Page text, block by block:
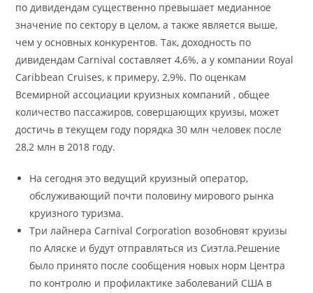
по дивидендам существенно превышает медианное
значение по сектору в целом, а также является выше,
чем у основных конкурентов. Так, доходность по
дивидендам Carnival составляет 4,6%, а у компании Royal
Caribbean Cruises, к примеру, 2,9%. По оценкам
Всемирной ассоциации круизных компаний , общее
количество пассажиров, совершающих круизы, может
достичь в текущем году порядка 30 млн человек после
28,2 млн в 2018 году.
На сегодня это ведущий круизный оператор,
обслуживающий почти половину мирового рынка
круизного туризма.
Три лайнера Carnival Corporation возобновят круизы
по Аляске и будут отправляться из Сиэтла.Решение
было принято после сообщения новых норм Центра
по контролю и профилактике заболеваний США в